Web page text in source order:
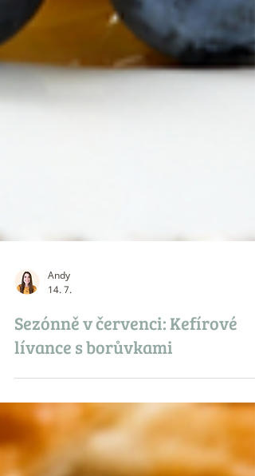
Andy
14. 7.
Sezónně v červenci: Kefírové
lívance s borůvkami